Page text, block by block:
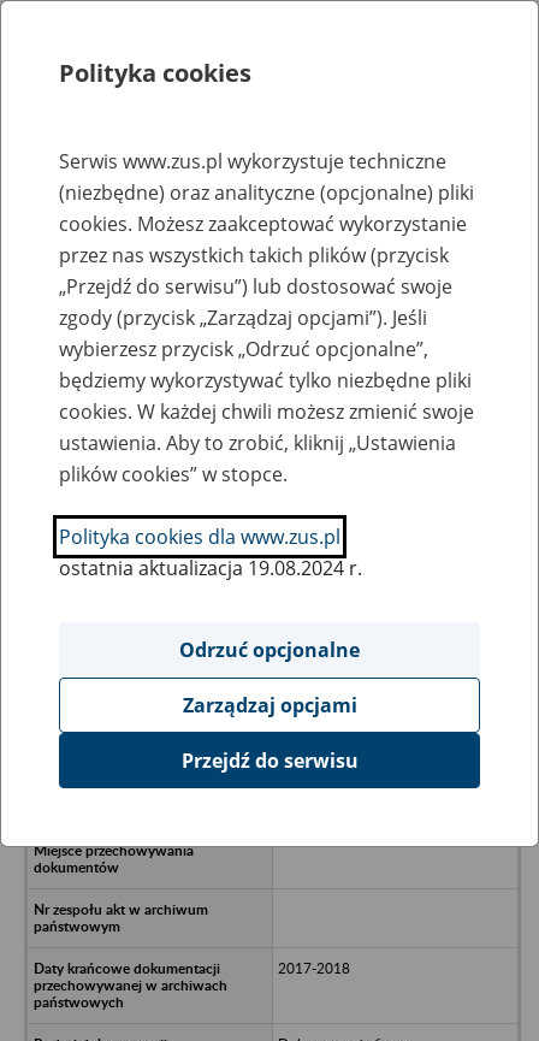
Rejestry, ewidencje i archiwa
Baza zlikwidowanych lub
przekształconych zakładów pracy
Nazwa zakładu pracy:
SZUKAJ
Ukryj wszystkie pozycje bazy
Beaumup Payments SA - Warszawa
2017-2018
Polityka cookies
Serwis www.zus.pl wykorzystuje techniczne
(niezbędne) oraz analityczne (opcjonalne) pliki
cookies. Możesz zaakceptować wykorzystanie
przez nas wszystkich takich plików (przycisk
„Przejdź do serwisu”) lub dostosować swoje
zgody (przycisk „Zarządzaj opcjami”). Jeśli
wybierzesz przycisk „Odrzuć opcjonalne”,
będziemy wykorzystywać tylko niezbędne pliki
cookies. W każdej chwili możesz zmienić swoje
ustawienia. Aby to zrobić, kliknij „Ustawienia
plików cookies” w stopce.
Polityka cookies dla www.zus.pl
ostatnia aktualizacja 19.08.2024 r.
Odrzuć opcjonalne
Zarządzaj opcjami
Przejdź do serwisu